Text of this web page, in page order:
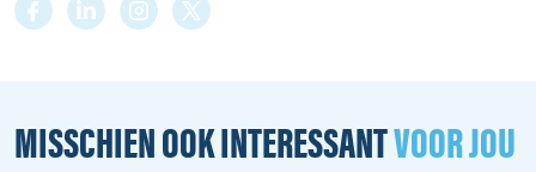
MISSCHIEN OOK INTERESSANTVOOR JOU